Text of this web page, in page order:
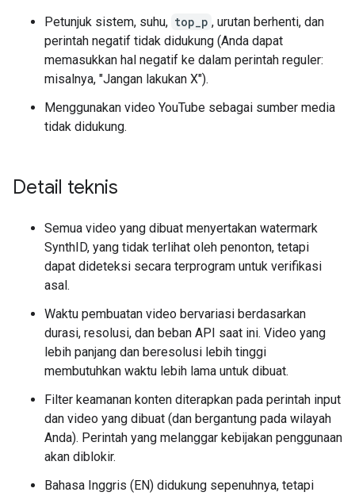
Petunjuk sistem, suhu, top_p , urutan berhenti, dan
perintah negatif tidak didukung (Anda dapat
memasukkan hal negatif ke dalam perintah reguler:
misalnya, "Jangan lakukan X").
Menggunakan video YouTube sebagai sumber media
tidak didukung.
Detail teknis
Semua video yang dibuat menyertakan watermark
SynthID, yang tidak terlihat oleh penonton, tetapi
dapat dideteksi secara terprogram untuk verifikasi
asal.
Waktu pembuatan video bervariasi berdasarkan
durasi, resolusi, dan beban API saat ini. Video yang
lebih panjang dan beresolusi lebih tinggi
membutuhkan waktu lebih lama untuk dibuat.
Filter keamanan konten diterapkan pada perintah input
dan video yang dibuat (dan bergantung pada wilayah
Anda). Perintah yang melanggar kebijakan penggunaan
akan diblokir.
Bahasa Inggris (EN) didukung sepenuhnya, tetapi